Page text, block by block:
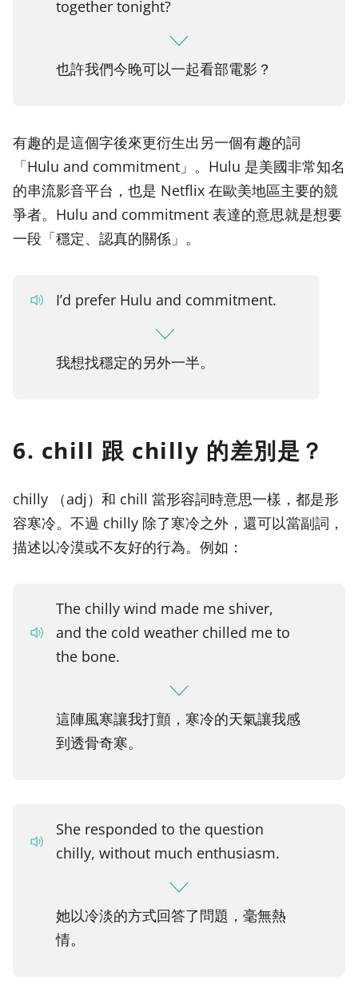
together tonight?
也許我們今晚可以一起看部電影？
有趣的是這個字後來更衍生出另一個有趣的詞
「Hulu and commitment」。Hulu 是美國非常知名
的串流影音平台，也是 Netflix 在歐美地區主要的競
爭者。Hulu and commitment 表達的意思就是想要
一段「穩定、認真的關係」。
I’d prefer Hulu and commitment.
我想找穩定的另外一半。
6. chill 跟 chilly 的差別是？
chilly （adj）和 chill 當形容詞時意思一樣，都是形
容寒冷。不過 chilly 除了寒冷之外，還可以當副詞，
描述以冷漠或不友好的行為。例如：
The chilly wind made me shiver,
and the cold weather chilled me to
the bone.
這陣風寒讓我打顫，寒冷的天氣讓我感
到透骨奇寒。
She responded to the question
chilly, without much enthusiasm.
她以冷淡的方式回答了問題，毫無熱
情。